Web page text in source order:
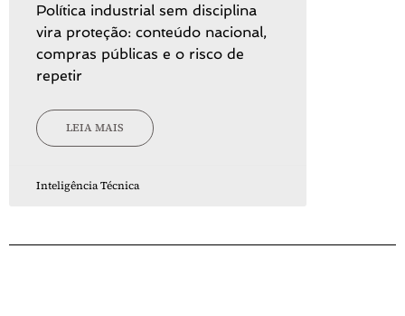
Política industrial sem disciplina
vira proteção: conteúdo nacional,
compras públicas e o risco de
repetir
LEIA MAIS
Inteligência Técnica